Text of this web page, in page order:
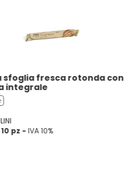
sfoglia fresca rotonda con
integrale
pz - IVA 10%